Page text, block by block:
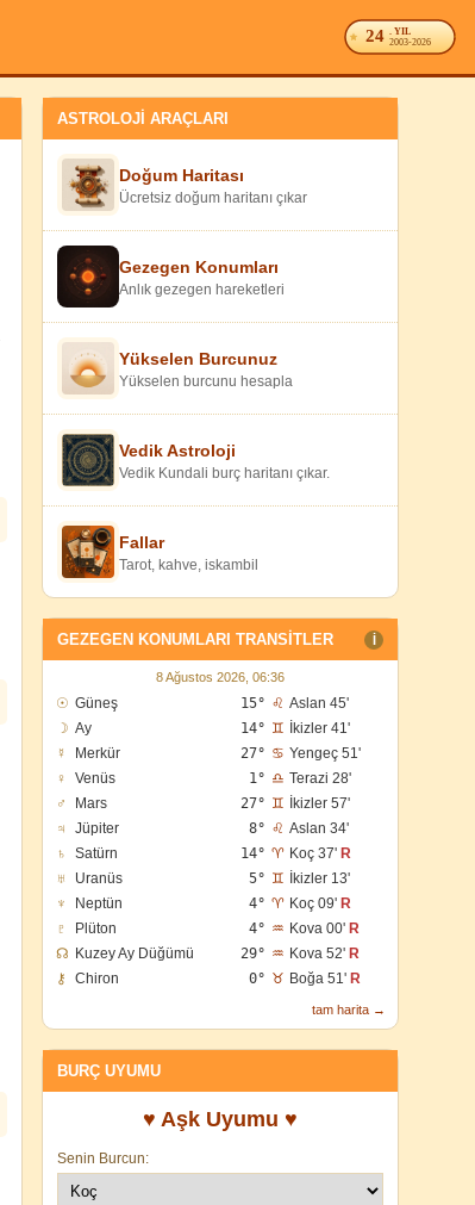
24 . YIL
2003-2026
ASTROLOJİ ARAÇLARI
Doğum Haritası
Ücretsiz doğum haritanı çıkar
Gezegen Konumları
Anlık gezegen hareketleri
Yükselen Burcunuz
Yükselen burcunu hesapla
Vedik Astroloji
Vedik Kundali burç haritanı çıkar.
Fallar
Tarot, kahve, iskambil
GEZEGEN KONUMLARI TRANSITLER I
8 Ağustos 2026, 06:36
☉ Güneş 15° ♌ Aslan 45'
☽ Ay 14° ♊
İkizler 41'
☿
Merkür 27° ♋ Yengeç 51'
♀
Venüs 1° ♎ Terazi 28'
♂
Mars 27° ♊
İkizler 57'
♃
Jüpiter 8° ♌ Aslan 34'
♄
Satürn 14° ♈ Koç 37' R
♅
Uranüs 5° ♊
İkizler 13'
♆
Neptün 4° ♈ Koç 09' R
♇
Plüton 4° ♒ Kova 00' R
☊ Kuzey Ay Düğümü 29° ♒ Kova 52' R
⚷
Chiron 0° ♉ Boğa 51' R
tam harita →
BURÇ UYUMU
♥ Aşk Uyumu ♥
Senin Burcun: